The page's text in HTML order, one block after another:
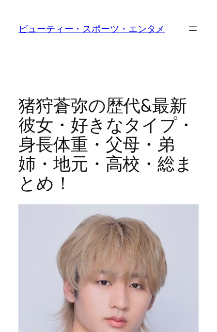
ビューティー・スポーツ・エンタメ
猪狩蒼弥の歴代&最新
彼女・好きなタイプ・
身長体重・父母・弟
姉・地元・高校・総ま
とめ！